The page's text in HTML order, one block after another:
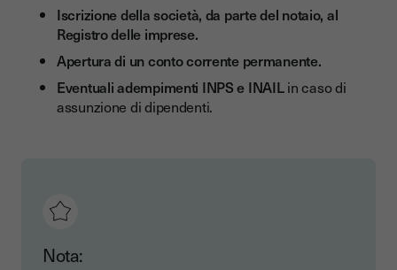
Iscrizione della società, da parte del notaio, al
Registro delle imprese.
Apertura di un conto corrente permanente.
Eventuali adempimenti INPS e INAILin caso di
assunzione di dipendenti.
Nota: